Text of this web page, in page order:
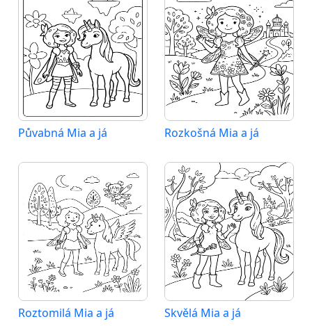
Půvabná Mia a já Rozkošná Mia a já
Roztomilá Mia a já Skvělá Mia a já